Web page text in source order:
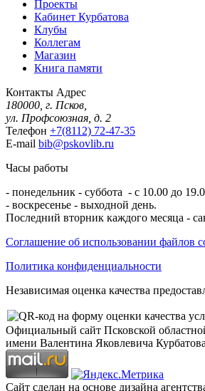
Проекты
Кабинет Курбатова
Клубы
Коллегам
Магазин
Книга памяти
Контакты Адрес
180000, г. Псков,
ул. Профсоюзная, д. 2
Телефон +7(8112) 72-47-35
E-mail bib@pskovlib.ru
Часы работы
- понедельник - суббота - с 10.00 до
- воскресенье - выходной день.
Последний вторник каждого месяца -
Соглашение об использовании файлов
Политика конфиденциальности
Независимая оценка качества
Официальный сайт Псковской
имени Валентина Яковлевича Курбатова
Сайт сделан на основе дизайна